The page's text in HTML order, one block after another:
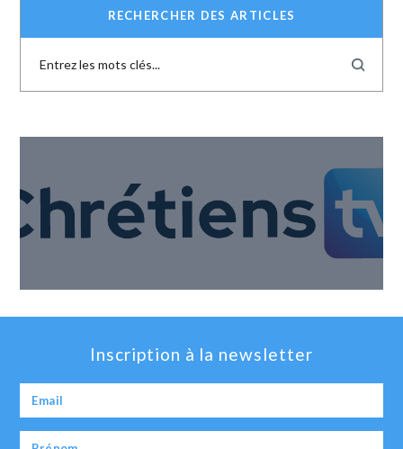
RECHERCHER DES ARTICLES
Inscription à la newsletter